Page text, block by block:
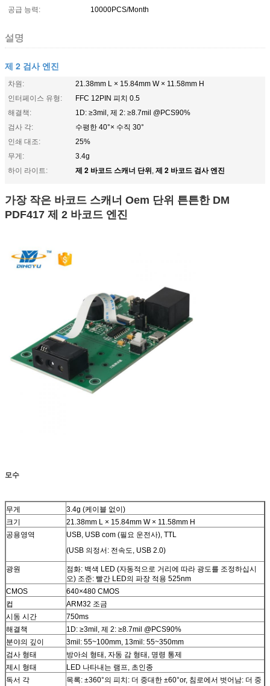
공급 능력:
10000PCS/Month
설명
제 2 검사 엔진
차원:
21.38mm L × 15.84mm W × 11.58mm H
인터페이스 유형:
FFC 12PIN 피치 0.5
해결책:
1D: ≥3mil, 제 2: ≥8.7mil @PCS90%
검사 각:
수평한 40°× 수직 30°
인쇄 대조:
25%
무게:
3.4g
하이 라이트:
제 2 바코드 스캐너 단위, 제 2 바코드 검사 엔진
가장 작은 바코드 스캐너 Oem 단위 튼튼한 DM
PDF417 제 2 바코드 엔진
모수
무게
3.4g (케이블 없이)
크기
21.38mm L × 15.84mm W × 11.58mm H
공용영역
USB, USB com (필요 운전사), TTL
(USB 의정서: 전속도, USB 2.0)
광원
점화: 백색 LED (자동적으로 거리에 따라 광도를 조정하십시
오) 조준: 빨간 LED의 파장 적용 525nm
CMOS
640×480 CMOS
컵
ARM32 조금
시동 시간
750ms
해결책
1D: ≥3mil, 제 2: ≥8.7mil @PCS90%
분야의 깊이
3mil: 55~100mm, 13mil: 55~350mm
검사 형태
방아쇠 형태, 자동 감 형태, 명령 통제
제시 형태
LED 나타내는 램프, 초인종
독서 각
목록: ±360°의 피치: 더 중대한 ±60°or, 침로에서 벗어남: 더 중